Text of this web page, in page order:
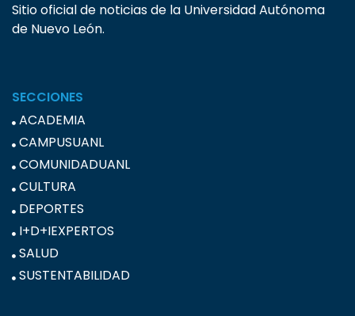
Sitio oficial de noticias de la Universidad Autónoma
de Nuevo León.
SECCIONES
ACADEMIA
CAMPUSUANL
COMUNIDADUANL
CULTURA
DEPORTES
I+D+IEXPERTOS
SALUD
SUSTENTABILIDAD